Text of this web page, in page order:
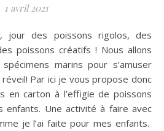
1 avril 2021
poissons créatifs ! Nous allons
marins pour s’amuser
Par ici je vous propose donc
en carton à l’effigie de poissons
enfants. Une activité à faire avec
je l’ai faite pour mes enfants.